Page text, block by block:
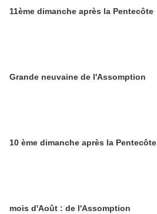
11ème dimanche après la Pentecôte
Grande neuvaine de l'Assomption
10 ème dimanche après la Pentecôte
mois d'Août : de l'Assomption